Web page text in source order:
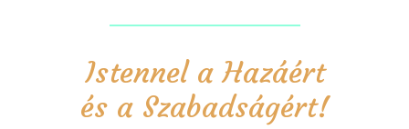
Istennel a Hazáért
és a Szabadságért!